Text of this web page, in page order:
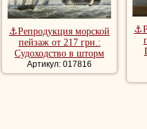
патронажем
который был
жили в Лондоне,
морских
⚓Репродукция морской
пейзаж от 217 грн.:
Судоходство в шторм
Артикул: 017816